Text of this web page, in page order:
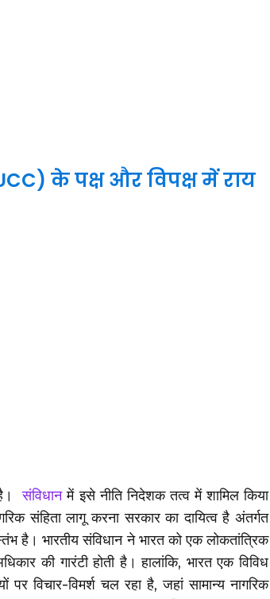
के पक्ष और विपक्ष में राय
संविधानमें इसे नीति निदेशक तत्व में शामिल किया
संहिता लागू करना सरकार का दायित्व है अंतर्गत
है। भारतीय संविधान ने भारत को एक लोकतांत्रिक
की गारंटी होती है। हालांकि, भारत एक विविध
विचार-विमर्श चल रहा है, जहां सामान्य नागरिक